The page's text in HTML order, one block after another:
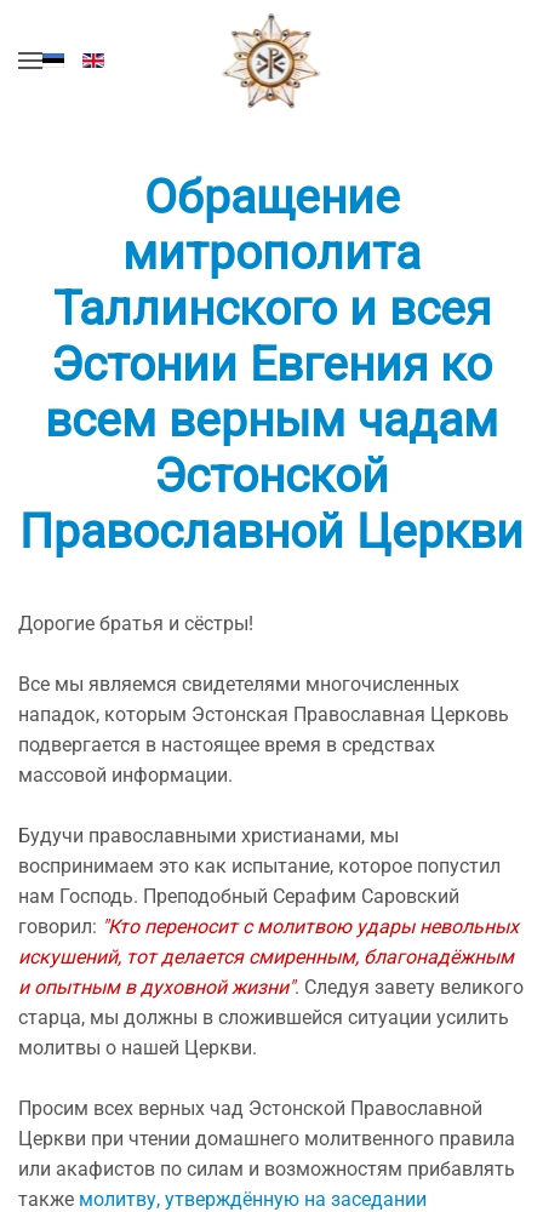
Перейти к содержимому
Обращение
митрополита
Таллинского и всея
Эстонии Евгения ко
всем верным чадам
Эстонской
Православной Церкви
Дорогие братья и сёстры!
Все мы являемся свидетелями многочисленных
нападок, которым Эстонская Православная Церковь
подвергается в настоящее время в средствах
массовой информации.
Будучи православными христианами, мы
воспринимаем это как испытание, которое попустил
нам Господь. Преподобный Серафим Саровский
говорил: "Кто переносит с молитвою удары невольных
искушений, тот делается смиренным, благонадёжным
и опытным в духовной жизни". Следуя завету великого
старца, мы должны в сложившейся ситуации усилить
молитвы о нашей Церкви.
Просим всех верных чад Эстонской Православной
Церкви при чтении домашнего молитвенного правила
или акафистов по силам и возможностям прибавлять
также молитву, утверждённую на заседании